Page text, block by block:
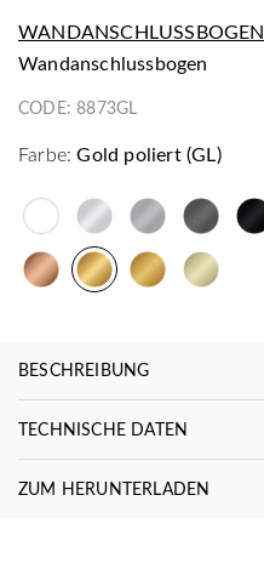
WANDANSCHLUSSBOGEN
Wandanschlussbogen
CODE:8873GL
Farbe: Gold poliert (GL)
BESCHREIBUNG
TECHNISCHE DATEN
ZUM HERUNTERLADEN